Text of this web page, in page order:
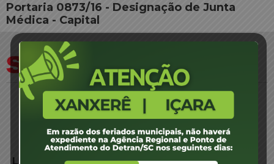
Portaria 0873/16 - Designação de Junta
Médica - Capital
LINKS EXTERNOS